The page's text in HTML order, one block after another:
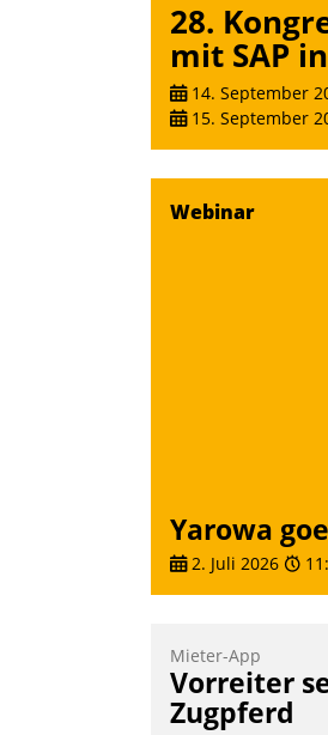
28.
mit SAP
14. September
15. September
Webinar
Yarowa
2. Juli 2026
Mieter-App
Vorreiter
Zugpferd